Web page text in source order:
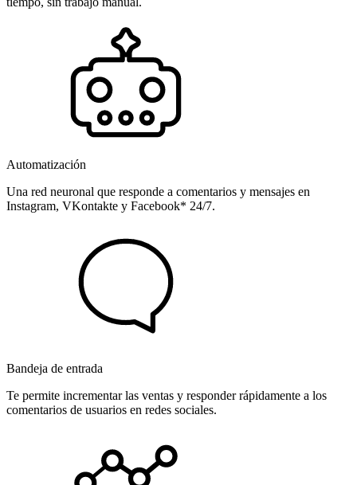
Automatización
Una red neuronal que responde a comentarios y mensajes en
Instagram, VKontakte y Facebook* 24/7.
Bandeja de entrada
Te permite incrementar las ventas y responder rápidamente a los
comentarios de usuarios en redes sociales.